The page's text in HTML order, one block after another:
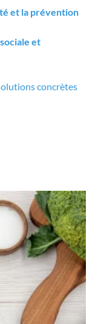
et la prévention
et
concrètes